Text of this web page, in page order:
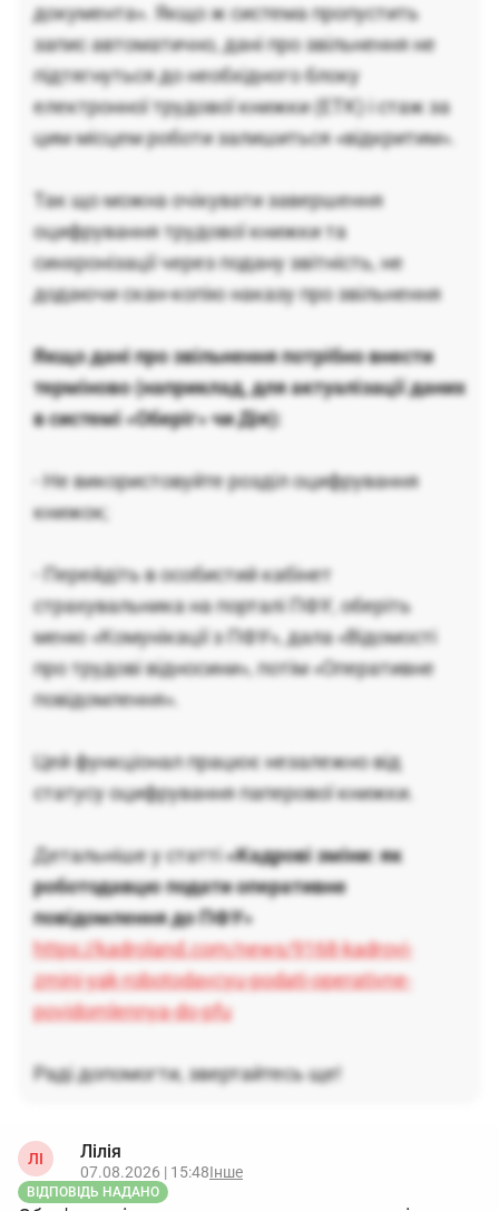
документа». Якщо ж система пропустить
запис автоматично, дані про звільнення не
підтягнуться до необхідного блоку
електронної трудової книжки (ЕТК) і стаж за
цим місцем роботи залишиться «відкритим».
Так що можна очікувати завершення
оцифрування трудової книжки та
синхронізації через подану звітність, не
додаючи скан-копію наказу про звільнення
Якщо дані про звільнення потрібно внести
терміново (наприклад, для актуалізації даних
в системі «Оберіг» чи Дія):
- Не використовуйте розділ оцифрування
книжок;
- Перейдіть в особистий кабінет
страхувальника на порталі ПФУ, оберіть
меню «Комунікації з ПФУ», дала «Відомості
про трудові відносини», потім «Оперативне
повідомлення».
Цей функціонал працює незалежно від
статусу оцифрування паперової книжки.
Детальніше у статті«Кадрові зміни: як
роботодавцю подати оперативне
повідомлення до ПФУ»
https://kadroland.com/news/9168-kadrovi-
zmini-yak-robotodavcyu-podati-operativne-
povidomlennya-do-pfu
Раді допомогти, звертайтесь ще!
ЛІ Лілія
07.08.2026 | 15:48Інше
ВІДПОВІДЬ НАДАНО